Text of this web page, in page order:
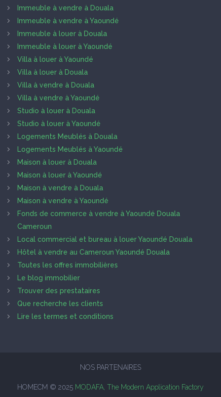
Immeuble à vendre à Douala
Immeuble à vendre à Yaoundé
Immeuble à louer à Douala
Immeuble à louer à Yaoundé
Villa à louer à Yaoundé
Villa à louer à Douala
Villa à vendre à Douala
Villa à vendre à Yaoundé
Studio à louer à Douala
Studio à louer à Yaoundé
Logements Meublés à Douala
Logements Meublés à Yaoundé
Maison à louer à Douala
Maison à louer à Yaoundé
Maison à vendre à Douala
Maison à vendre à Yaoundé
Fonds de commerce à vendre à Yaoundé Douala
Cameroun
Local commercial et bureau à louer Yaoundé Douala
Hôtel à vendre au Cameroun Yaoundé Douala
Toutes les offres immobilières
Le blog immobilier
Trouver des prestataires
Que recherche les clients
Lire les termes et conditions
NOS PARTENAIRES
HOMECM © 2025 MODAFA, The Modern Application Factory